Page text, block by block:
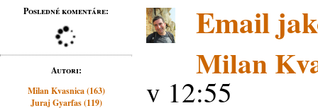
Posledné komentáre:
Autori:
Milan Kvasnica (163)
Juraj Gyarfas (119)
Email
Milan
v 12:55